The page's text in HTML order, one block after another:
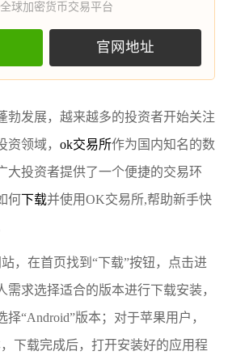
全球加密货币交易平台
官网地址
勃发展，越来越多的投资者开始关注
领域， ok交易所作为国内知名的数
大投资者提供了一个便捷的交易环
何下载并使用OK交易所,帮助新手快
，在首页找到“下载”按钮，点击进
需求选择适合的版本进行下载安装，
“Android”版本；对于苹果用户，
下载完成后，打开安装好的应用程